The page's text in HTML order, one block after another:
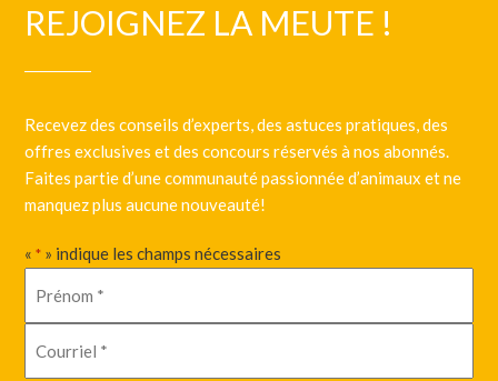
REJOIGNEZ LA MEUTE !
Recevez des conseils d’experts, des astuces pratiques, des
offres exclusives et des concours réservés à nos abonnés.
Faites partie d’une communauté passionnée d’animaux et ne
manquez plus aucune nouveauté!
«* » indique les champs nécessaires